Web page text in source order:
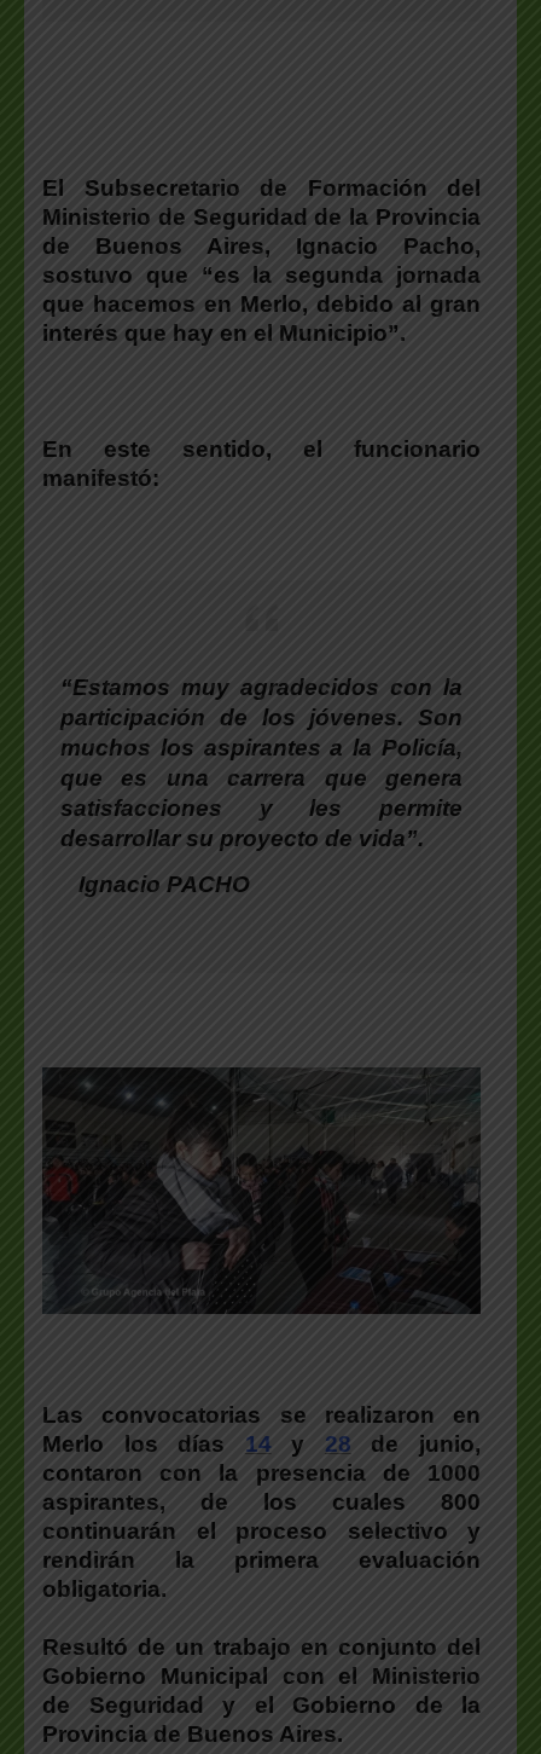
El Subsecretario de Formación del
Ministerio de Seguridad de la Provincia
de Buenos Aires, Ignacio Pacho,
sostuvo que “es la segunda jornada
que hacemos en Merlo, debido al gran
interés que hay en el Municipio”.
En este sentido, el funcionario
manifestó:
“Estamos muy agradecidos con la
participación de los jóvenes. Son
muchos los aspirantes a la Policía,
que es una carrera que genera
satisfacciones y les permite
desarrollar su proyecto de vida”.
Ignacio PACHO
Las convocatorias se realizaron en
Merlo los días 14y 28 de junio,
contaron con la presencia de 1000
aspirantes, de los cuales 800
continuarán el proceso selectivo y
rendirán la primera evaluación
obligatoria.
Resultó de un trabajo en conjunto del
Gobierno Municipal con el Ministerio
de Seguridad y el Gobierno de la
Provincia de Buenos Aires.